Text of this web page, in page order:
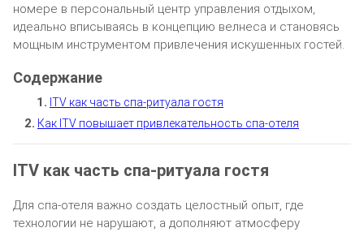
номере в персональный центр управления отдыхом,
идеально вписываясь в концепцию велнеса и становясь
мощным инструментом привлечения искушенных гостей.
ITV как часть спа-ритуала гостя
Как ITV повышает привлекательность спа-отеля
ITV как часть спа-ритуала гостя
Для спа-отеля важно создать целостный опыт, где
технологии не нарушают, а дополняют атмосферу